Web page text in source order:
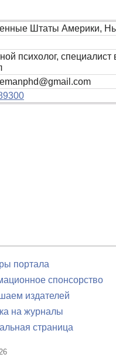
Штаты Америки,
психолог,
портала
спонсорство
издателей
на журналы
страница